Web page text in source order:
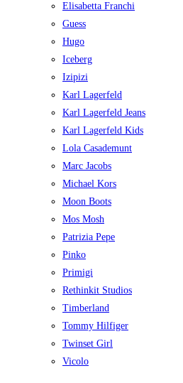
Elisabetta Franchi
Guess
Hugo
Iceberg
Izipizi
Karl Lagerfeld
Karl Lagerfeld Jeans
Karl Lagerfeld Kids
Lola Casademunt
Marc Jacobs
Michael Kors
Moon Boots
Mos Mosh
Patrizia Pepe
Pinko
Primigi
Rethinkit Studios
Timberland
Tommy Hilfiger
Twinset Girl
Vicolo